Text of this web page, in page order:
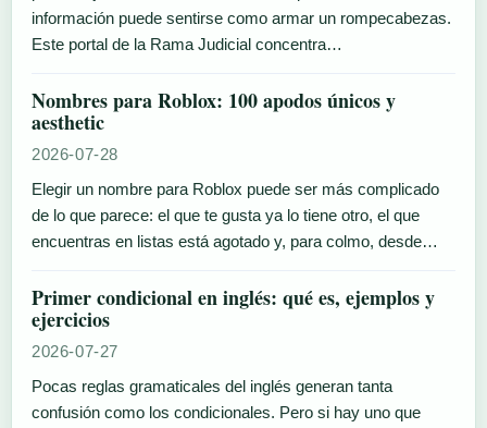
información puede sentirse como armar un rompecabezas.
Este portal de la Rama Judicial concentra…
Nombres para Roblox: 100 apodos únicos y
aesthetic
2026-07-28
Elegir un nombre para Roblox puede ser más complicado
de lo que parece: el que te gusta ya lo tiene otro, el que
encuentras en listas está agotado y, para colmo, desde…
Primer condicional en inglés: qué es, ejemplos y
ejercicios
2026-07-27
Pocas reglas gramaticales del inglés generan tanta
confusión como los condicionales. Pero si hay uno que